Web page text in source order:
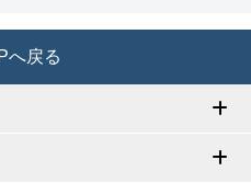
へ戻る